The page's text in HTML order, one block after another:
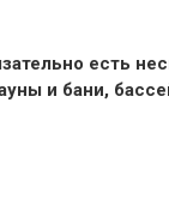
есть
и бани,